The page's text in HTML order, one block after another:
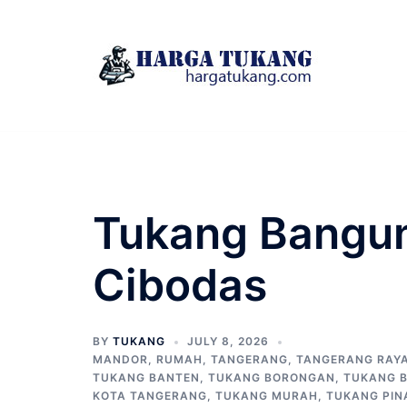
Tukang
Cibodas
BY TUKANG
JULY 8, 2026
MANDOR, RUMAH , TANGERANG, TANGERANG
TUKANG BANTEN , TUKANG BORONGAN , TUKANG
KOTA TANGERANG, TUKANG MURAH , TUKANG